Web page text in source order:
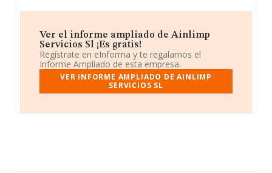
Ver el informe ampliado de Ainlimp
Servicios Sl ¡Es gratis!
Regístrate en eInforma y te regalamos el
Informe Ampliado de esta empresa.
VER INFORME AMPLIADO DE AINLIMP
SERVICIOS SL